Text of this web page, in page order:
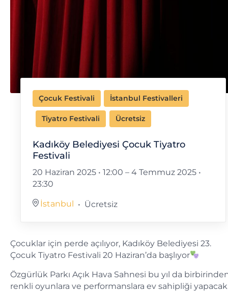
Çocuk Festivali İstanbul Festivalleri
Tiyatro Festivali Ücretsiz
Kadıköy Belediyesi Çocuk Tiyatro
Festivali
20 Haziran 2025 • 12:00 – 4 Temmuz 2025 •
23:30
İstanbul Ücretsiz
Çocuklar için perde açılıyor, Kadıköy Belediyesi 23.
Çocuk Tiyatro Festivali 20 Haziran’da başlıyor
Özgürlük Parkı Açık Hava Sahnesi bu yıl da
renkli oyunlara ve performanslara ev sahipliği